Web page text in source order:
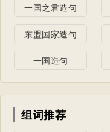
一国之君造句
东盟国家造句
一国造句
组词推荐